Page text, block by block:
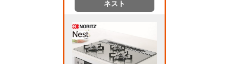
ネスト